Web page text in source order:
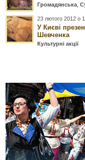
Громадянська ,
23 лютого 2012 о
У Києві
Шевченка
Культурні акції